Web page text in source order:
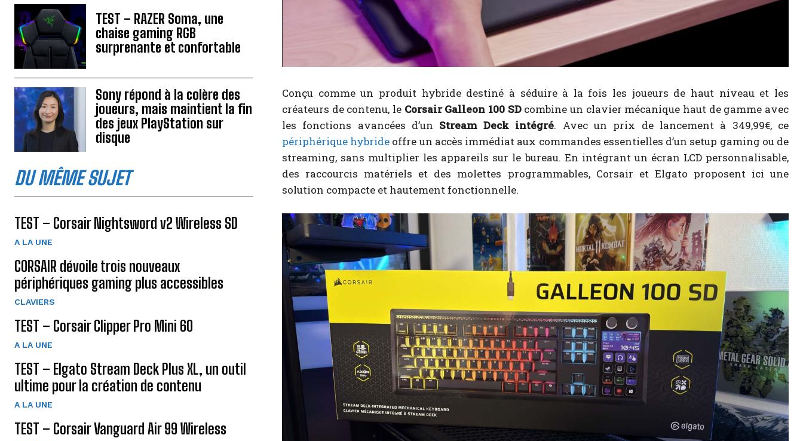
TEST – RAZER Soma, une
chaise gaming RGB
surprenante et confortable
Sony répond à la colère des
joueurs, mais maintient la fin
des jeux PlayStation sur
disque
DU MÊME SUJET
TEST – Corsair Nightsword v2 Wireless SD
A LA UNE
CORSAIR dévoile trois nouveaux
périphériques gaming plus accessibles
CLAVIERS
TEST – Corsair Clipper Pro Mini 60
A LA UNE
TEST – Elgato Stream Deck Plus XL, un outil
ultime pour la création de contenu
A LA UNE
TEST – Corsair Vanguard Air 99 Wireless
Conçu comme un produit hybride destiné à séduire à la fois les joueurs de haut niveau et les
créateurs de contenu, le Corsair Galleon 100 SDcombine un clavier mécanique haut de gamme avec
les fonctions avancées d’un Stream Deck intégré. Avec un prix de lancement à 349,99€, ce
périphérique hybride offre un accès immédiat aux commandes essentielles d’un setup gaming ou de
streaming, sans multiplier les appareils sur le bureau. En intégrant un écran LCD personnalisable,
des raccourcis matériels et des molettes programmables, Corsair et Elgato proposent ici une
solution compacte et hautement fonctionnelle.